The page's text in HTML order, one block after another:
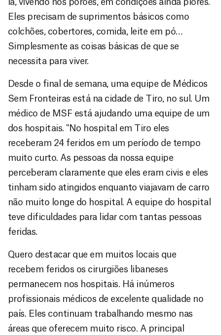
Eles precisam de suprimentos básicos como
colchões, cobertores, comida, leite em pó…
Simplesmente as coisas básicas de que se
necessita para viver.
Desde o final de semana, uma equipe de Médicos
Sem Fronteiras está na cidade de Tiro, no sul. Um
médico de MSF está ajudando uma equipe de um
dos hospitais. "No hospital em Tiro eles
receberam 24 feridos em um período de tempo
muito curto. As pessoas da nossa equipe
perceberam claramente que eles eram civis e eles
tinham sido atingidos enquanto viajavam de carro
não muito longe do hospital. A equipe do hospital
teve dificuldades para lidar com tantas pessoas
feridas.
Quero destacar que em muitos locais que
recebem feridos os cirurgiões libaneses
permanecem nos hospitais. Há inúmeros
profissionais médicos de excelente qualidade no
país. Eles continuam trabalhando mesmo nas
áreas que oferecem muito risco. A principal